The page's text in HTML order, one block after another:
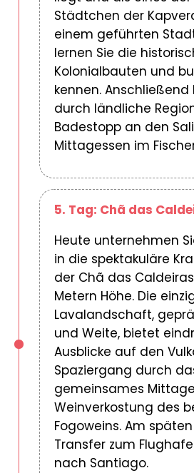
Städtchen der
einem geführten
lernen Sie die
Kolonialbauten und
kennen.
durch ländliche
Badestopp an den
Mittagessen im
5. Tag: Chã das
Heute unternehmen
in die spektakuläre
der Chã das
Metern Höhe. Die
Lavalandschaft,
und Weite, bietet
Ausblicke auf den
Spaziergang durch
gemeinsames
Weinverkostung des
Fogoweins. Am
Transfer zum
nach Santiago.